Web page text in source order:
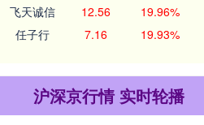
飞天诚信 12.56 19.96%
任子行 7.16 19.93%
沪深京行情 实时轮播